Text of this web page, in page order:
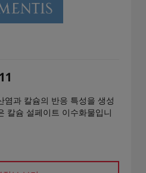
염과 칼슘의 반응 특성을 생성
칼슘 설페이트 이수화물입니